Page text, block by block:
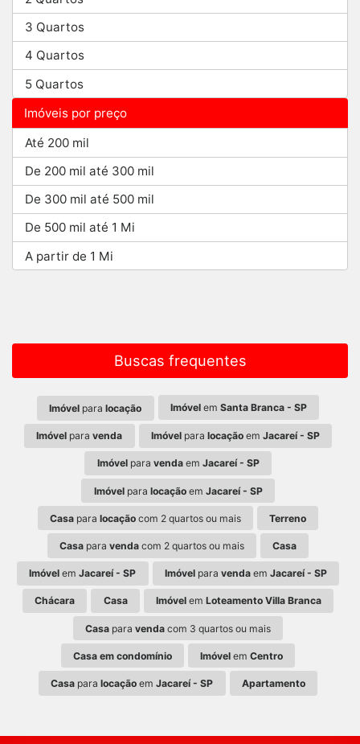
3 Quartos
4 Quartos
5 Quartos
Imóveis por preço
Até 200 mil
De 200 mil até 300 mil
De 300 mil até 500 mil
De 500 mil até 1 Mi
A partir de 1 Mi
Buscas frequentes
Imóvel paralocação Imóvelem Santa Branca - SP
Imóvel paravenda Imóvelpara locaçãoem Jacareí - SP
Imóvelpara vendaem Jacareí - SP
Imóvelpara locaçãoem Jacareí - SP
Casapara locaçãocom 2 quartos ou mais Terreno
Casapara vendacom 2 quartos ou mais Casa
Imóvel emJacareí - SP Imóvelpara vendaem Jacareí - SP
Chácara Casa Imóvelem Loteamento Villa Branca
Casa para venda com 3 quartos ou mais
Casa em condomínio Imóvel emCentro
Casa paralocação emJacareí - SP Apartamento